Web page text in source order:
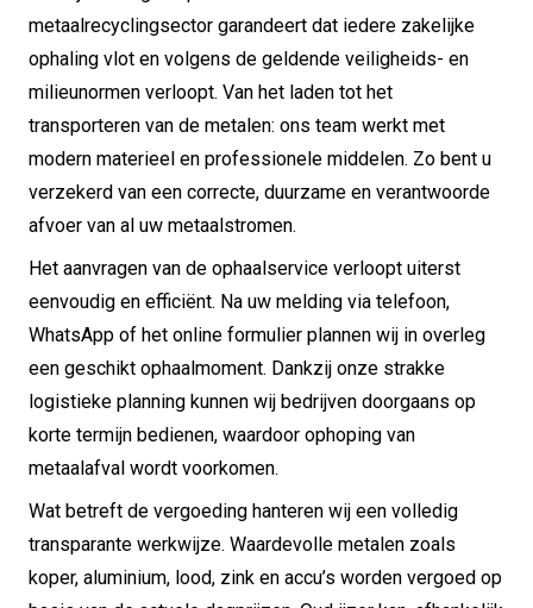
metaalrecyclingsector garandeert dat iedere zakelijke
ophaling vlot en volgens de geldende veiligheids- en
milieunormen verloopt. Van het laden tot het
transporteren van de metalen: ons team werkt met
modern materieel en professionele middelen. Zo bent u
verzekerd van een correcte, duurzame en verantwoorde
afvoer van al uw metaalstromen.
Het aanvragen van de ophaalservice verloopt uiterst
eenvoudig en efficiënt. Na uw melding via telefoon,
WhatsApp of het online formulier plannen wij in overleg
een geschikt ophaalmoment. Dankzij onze strakke
logistieke planning kunnen wij bedrijven doorgaans op
korte termijn bedienen, waardoor ophoping van
metaalafval wordt voorkomen.
Wat betreft de vergoeding hanteren wij een volledig
transparante werkwijze. Waardevolle metalen zoals
koper, aluminium, lood, zink en accu’s worden vergoed op